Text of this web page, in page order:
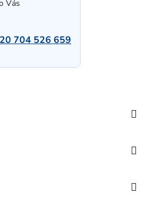
Vás
704 526 659